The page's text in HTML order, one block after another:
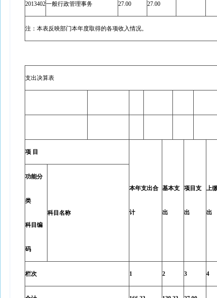
2013402一般行政管理事务 27.00 27.00
注：本表反映部门本年度取得的各项收入情况。
支出决算表
项 目
本年支出合
计
基本支
出
项目支
出
上
出
功能分
类
科目编
码
科目名称
栏次 1 2 3 4